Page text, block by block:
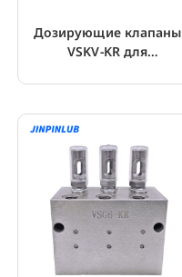
Дозирующие клапаны
VSKV-KR для
систем смазки